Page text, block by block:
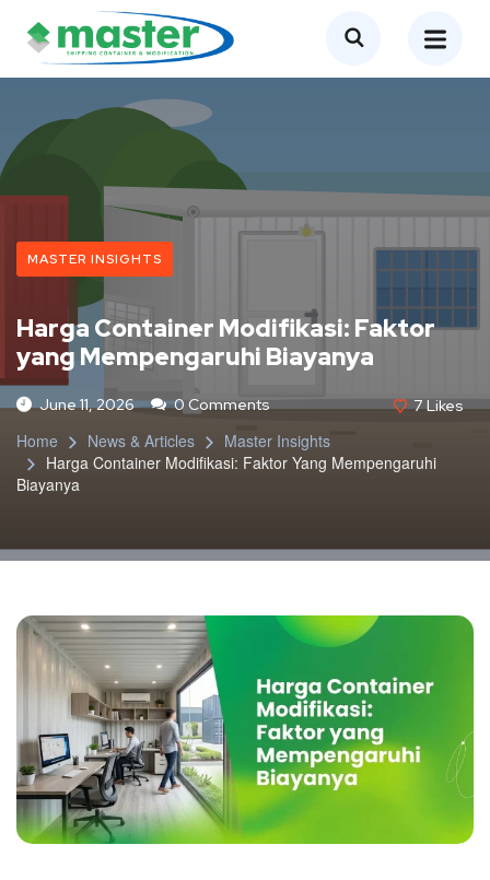
MASTER INSIGHTS
Harga Container Modifikasi: Faktor
yang Mempengaruhi Biayanya
June 11, 2026 0 Comments 7 Likes
Home News & Articles
Master Insights
Harga Container Modifikasi: Faktor Yang Mempengaruhi
Biayanya